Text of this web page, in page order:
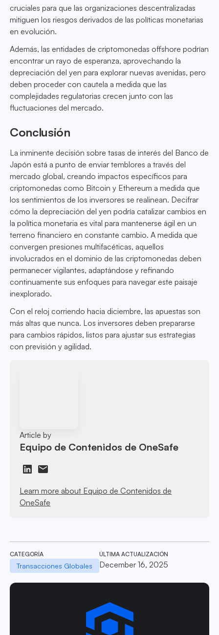
cruciales para que las organizaciones descentralizadas
mitiguen los riesgos derivados de las políticas monetarias
en evolución.
Además, las entidades de criptomonedas offshore podrían
encontrar un rayo de esperanza, aprovechando la
depreciación del yen para explorar nuevas avenidas, pero
deben proceder con cautela a medida que las
complejidades regulatorias crecen junto con las
fluctuaciones del mercado.
Conclusión
La inminente decisión sobre tasas de interés del Banco de
Japón está a punto de enviar temblores a través del
mercado global, creando impactos específicos para
criptomonedas como Bitcoin y Ethereum a medida que
los sentimientos de los inversores se realinean. Decifrar
cómo la depreciación del yen podría catalizar cambios en
la política monetaria es vital para mantenerse ágil en un
terreno financiero en constante cambio. A medida que
convergen presiones multifacéticas, aquellos
involucrados en el dominio de las criptomonedas deben
permanecer vigilantes, adaptándose y refinando
continuamente sus enfoques para navegar este paisaje
inexplorado.
Con el reloj corriendo hacia diciembre, las apuestas son
más altas que nunca. Los inversores deben prepararse
para cambios rápidos, listos para ajustar sus estrategias
con previsión y agilidad.
Article by
Equipo de Contenidos de OneSafe
Learn more about Equipo de Contenidos de
OneSafe
CATEGORÍA
Transacciones Globales
ÚLTIMA ACTUALIZACIÓN
December 16, 2025